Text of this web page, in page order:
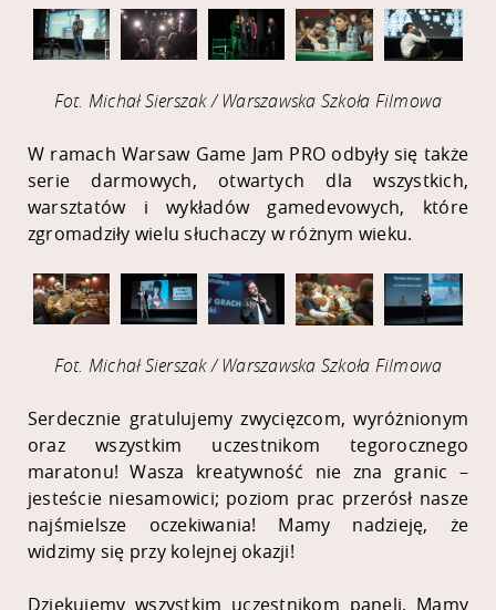
Fot. Michał Sierszak / Warszawska Szkoła Filmowa
W ramach Warsaw Game Jam PRO odbyły się także
serie darmowych, otwartych dla wszystkich,
warsztatów i wykładów gamedevowych, które
zgromadziły wielu słuchaczy w różnym wieku.
Fot. Michał Sierszak / Warszawska Szkoła Filmowa
Serdecznie gratulujemy zwycięzcom, wyróżnionym
oraz wszystkim uczestnikom tegorocznego
maratonu! Wasza kreatywność nie zna granic –
jesteście niesamowici; poziom prac przerósł nasze
najśmielsze oczekiwania! Mamy nadzieję, że
widzimy się przy kolejnej okazji!
Dziękujemy wszystkim uczestnikom paneli. Mamy